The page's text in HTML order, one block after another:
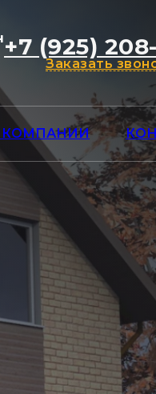
+7 (925)
Заказать
КОМПАНИИ